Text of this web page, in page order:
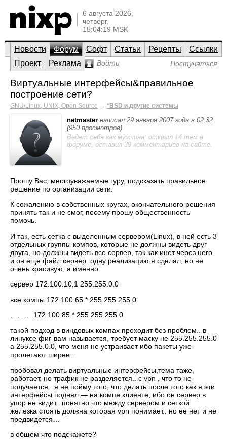
6 августа 2026,
четверг,
15:04:19 MSK
Новости Форум Софт Статьи Рецепты
Ссылки
Проект
Реклама Войти Постучаться
Виртуальные интерфейсы&правильное
построение сети?
GNU/Linux, UNIX, Open Source → *BSD и другие системы
netmaster написал 29 января 2007 года в 02:32
(950 просмотров)
Ведет себя как мужчина; открыл 14 тем в
форуме, оставил 39 комментариев на сайте.
Прошу Вас, многоуважаемые гуру, подсказать правильное
решение по организации сети.
К сожалению в собственных кругах, окончательного решения
принять так и не смог, посему прошу общественность
помочь.
И так, есть сетка с выделенным сервером(Linux), в ней есть 3
отдельных группы компов, которые не должны видеть друг
друга, но должны видеть все сервер, так как инет через него
и он еще файл сервер. одну реализацию я сделал, но не
очень красивую, а именно:
сервер 172.100.10.1 255.255.0.0
все компы 172.100.65.* 255.255.255.0
……….172.100.85.* 255.255.255.0
такой подход в виндовых компах проходит без проблем.. в
линуксе фиг-вам называется, требует маску не 255.255.255.0
а 255.255.0.0, что меня не устраивает ибо пакеты уже
пролетают ширее..
пробовал делать виртуальные интерфейсы,тема таже,
работает, но трафик не разделяется.. с vpn , что то не
получается.. я не пойму того, что делать после того как я эти
интерфейсы поднял — на компе клиенте, ибо он сервер в
упор не видит.. понятно что между сервером и сеткой
железка стоять должна которая vpn понимает.. но ее нет и не
предвидется…
в общем что подскажете?